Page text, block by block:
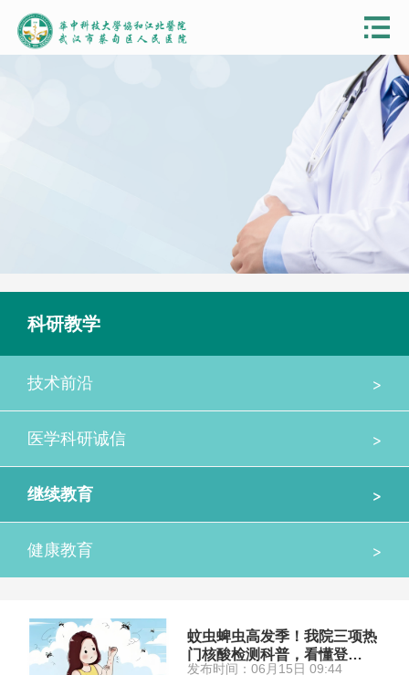
科研教学
>
技术前沿
>
医学科研诚信
>
继续教育
>
健康教育
蚊虫蜱虫高发季！我院三项热
门核酸检测科普，看懂登…
发布时间：06月15日 09:44